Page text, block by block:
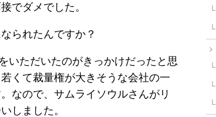
でダメでした。
られたんですか？
いただいたのがきっかけだったと思
くて裁量権が大きそうな会社の一
なので、サムライソウルさんがリ
しました。